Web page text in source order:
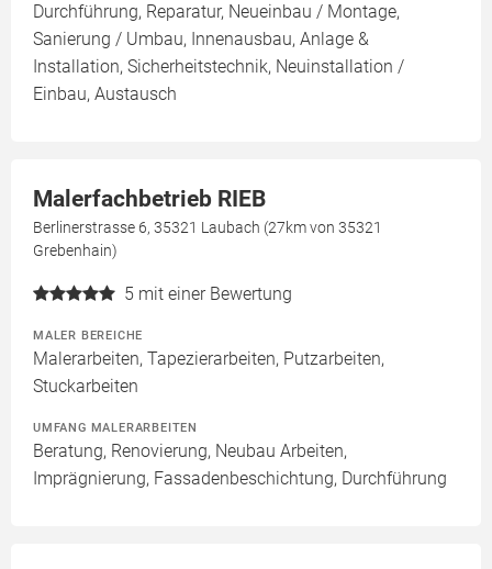
Durchführung, Reparatur, Neueinbau / Montage,
Sanierung / Umbau, Innenausbau, Anlage &
Installation, Sicherheitstechnik, Neuinstallation /
Einbau, Austausch
Malerfachbetrieb RIEB
Berlinerstrasse 6, 35321 Laubach (27km von 35321
Grebenhain)
5 mit einer Bewertung
MALER BEREICHE
Malerarbeiten, Tapezierarbeiten, Putzarbeiten,
Stuckarbeiten
UMFANG MALERARBEITEN
Beratung, Renovierung, Neubau Arbeiten,
Imprägnierung, Fassadenbeschichtung, Durchführung